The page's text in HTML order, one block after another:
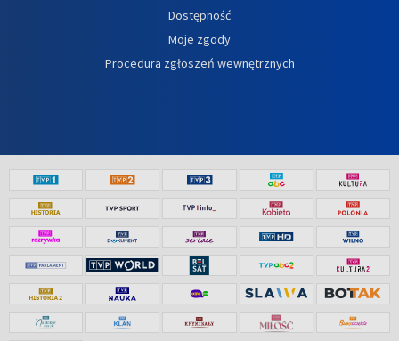
Dostępność
Moje zgody
Procedura zgłoszeń wewnętrznych